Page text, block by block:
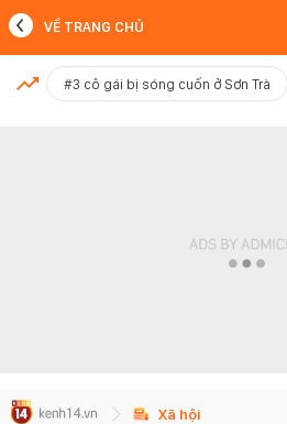
MỚI NHẤT
VỀ TRANG CHỦ
#3 cô gái bị sóng cuốn ở Sơn Trà
Xã hội